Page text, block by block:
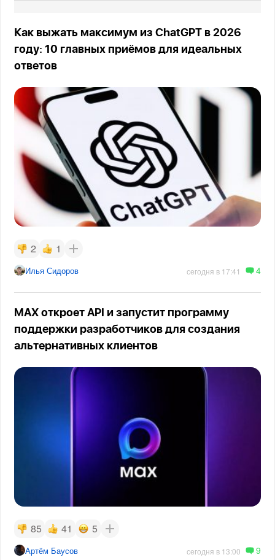
Как выжать максимум из ChatGPT в 2026
году: 10 главных приёмов для идеальных
ответов
2 1
Илья Сидоров сегодня в 17:41 4
MAX откроет API и запустит программу
поддержки разработчиков для создания
альтернативных клиентов
85 41 5
Артём Баусов сегодня в 13:00 9